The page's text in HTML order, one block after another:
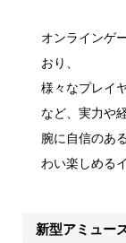
オンラインゲ
おり、
様々なプレイ
など、実力や
腕に自信のあ
わい楽しめる
新型アミュー